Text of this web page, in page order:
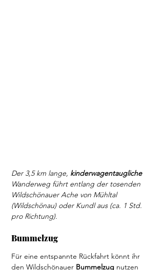
Der 3,5 km lange, kinderwagentaugliche
Wanderweg führt entlang der tosenden
Wildschönauer Ache von Mühltal
(Wildschönau) oder Kundl aus (ca. 1 Std.
pro Richtung).
Bummelzug
Für eine entspannte Rückfahrt könnt ihr
den Wildschönauer Bummelzug nutzen